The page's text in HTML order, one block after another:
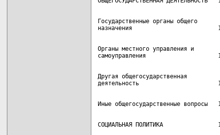
Государственные органы общего
Органы местного управления и
Другая общегосударственная